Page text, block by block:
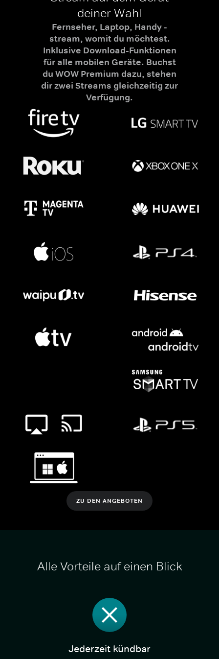
deiner Wahl
Fernseher, Laptop, Handy -
stream, womit du möchtest.
Inklusive Download-Funktionen
für alle mobilen Geräte. Buchst
du WOW Premium dazu, stehen
dir zwei Streams gleichzeitig zur
Verfügung.
ZU DEN ANGEBOTEN
Alle Vorteile auf einen Blick
Jederzeit kündbar